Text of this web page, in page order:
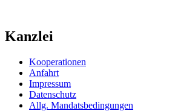
Kanzlei
Kooperationen
Anfahrt
Impressum
Datenschutz
Allg. Mandatsbedingungen